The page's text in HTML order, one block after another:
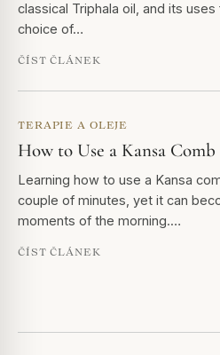
classical Triphala oil, and its
choice of…
ČÍST ČLÁNEK
TERAPIE A OLEJE
How to Use a Kansa
Learning how to use a Kansa
couple of minutes, yet it can
moments of the morning.…
ČÍST ČLÁNEK